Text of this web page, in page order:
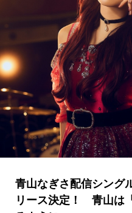
青山なぎさ配信シン
リース決定！ 青山は